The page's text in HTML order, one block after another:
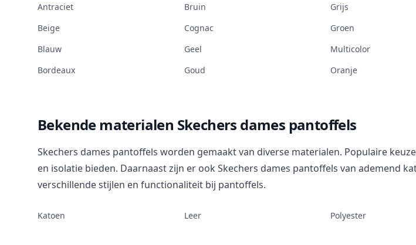
Antraciet
Beige
Blauw
Bordeaux
Bruin
Cognac
Geel
Goud
Grijs
Groen
Multicolor
Oranje
Bekende materialen Skechers dames pantoffels
Skechers dames pantoffels worden gemaakt van diverse materialen. Populaire
en isolatie bieden. Daarnaast zijn er ook Skechers dames pantoffels van ademend
verschillende stijlen en functionaliteit bij pantoffels.
Katoen Leer Polyester